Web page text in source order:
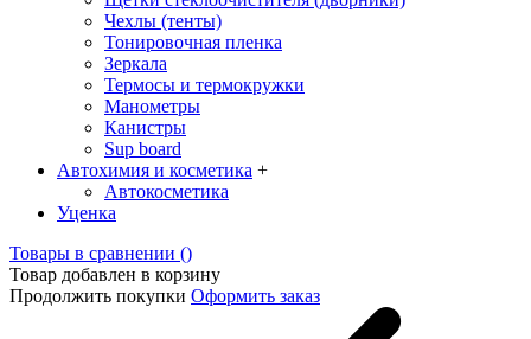
Чехлы (тенты)
Тонировочная пленка
Зеркалa
Термосы и термокружки
Манометры
Канистры
Sup board
Автохимия и косметика +
Автокосметика
Уценка
Товары в сравнении ()
Товар добавлен в корзину
Продолжить покупки Оформить заказ